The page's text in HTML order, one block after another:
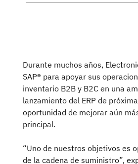
Durante muchos años,
SAP® para apoyar sus
inventario B2B y B2C en una
lanzamiento del ERP de
oportunidad de mejorar aún
principal.
“Uno de nuestros objetivos es
de la cadena de suministro”,